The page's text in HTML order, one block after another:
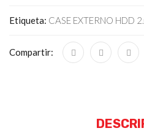
Etiqueta: CASE EXTERNO HDD
Compartir: